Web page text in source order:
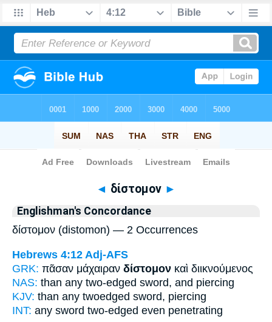
Bible>Strong's > Greek
◄ δίστομον ►
Englishman's Concordance
δίστομον (distomon) — 2 Occurrences
Hebrews 4:12 Adj-AFS
GRK: πᾶσαν μάχαιραν δίστομον καὶ διικνούμενος
NAS: than any two-edged sword, and piercing
KJV: than any twoedged sword, piercing
INT: any sword two-edged even penetrating